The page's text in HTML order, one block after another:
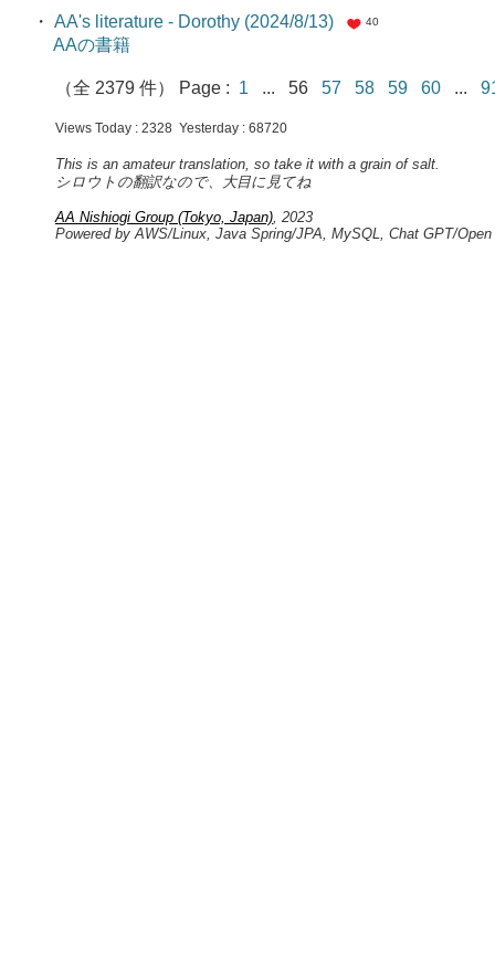
・ AA's literature - Dorothy (2024/8/13)
AAの書籍
40
（全 2379 件） Page : 1 ... 56 57 58 59 60 ...
Views Today : 2328 Yesterday : 68720
This is an amateur translation, so take it with a grain of salt.
シロウトの翻訳なので、大目に見てね
AA Nishiogi Group (Tokyo, Japan), 2023
Powered by AWS/Linux, Java Spring/JPA, MySQL, Chat GPT/